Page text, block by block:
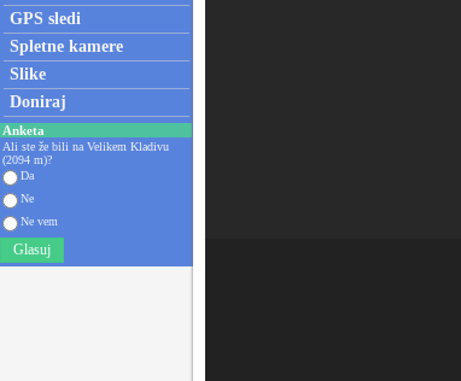
GPS sledi
Spletne kamere
Slike
Doniraj
Anketa
Ali ste že bili na Velikem Kladivu
(2094 m)?
Da
Ne
Ne vem
Glasuj